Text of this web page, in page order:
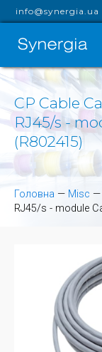
info@synergia.ua
CP Cable
RJ45/s -
(R802415)
Головна — Misc —
RJ45/s - module